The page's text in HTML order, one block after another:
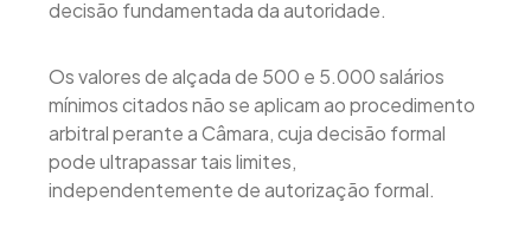
decisão fundamentada da autoridade.
Os valores de alçada de 500 e 5.000 salários
mínimos citados não se aplicam ao procedimento
arbitral perante a Câmara, cuja decisão formal
pode ultrapassar tais limites,
independentemente de autorização formal.